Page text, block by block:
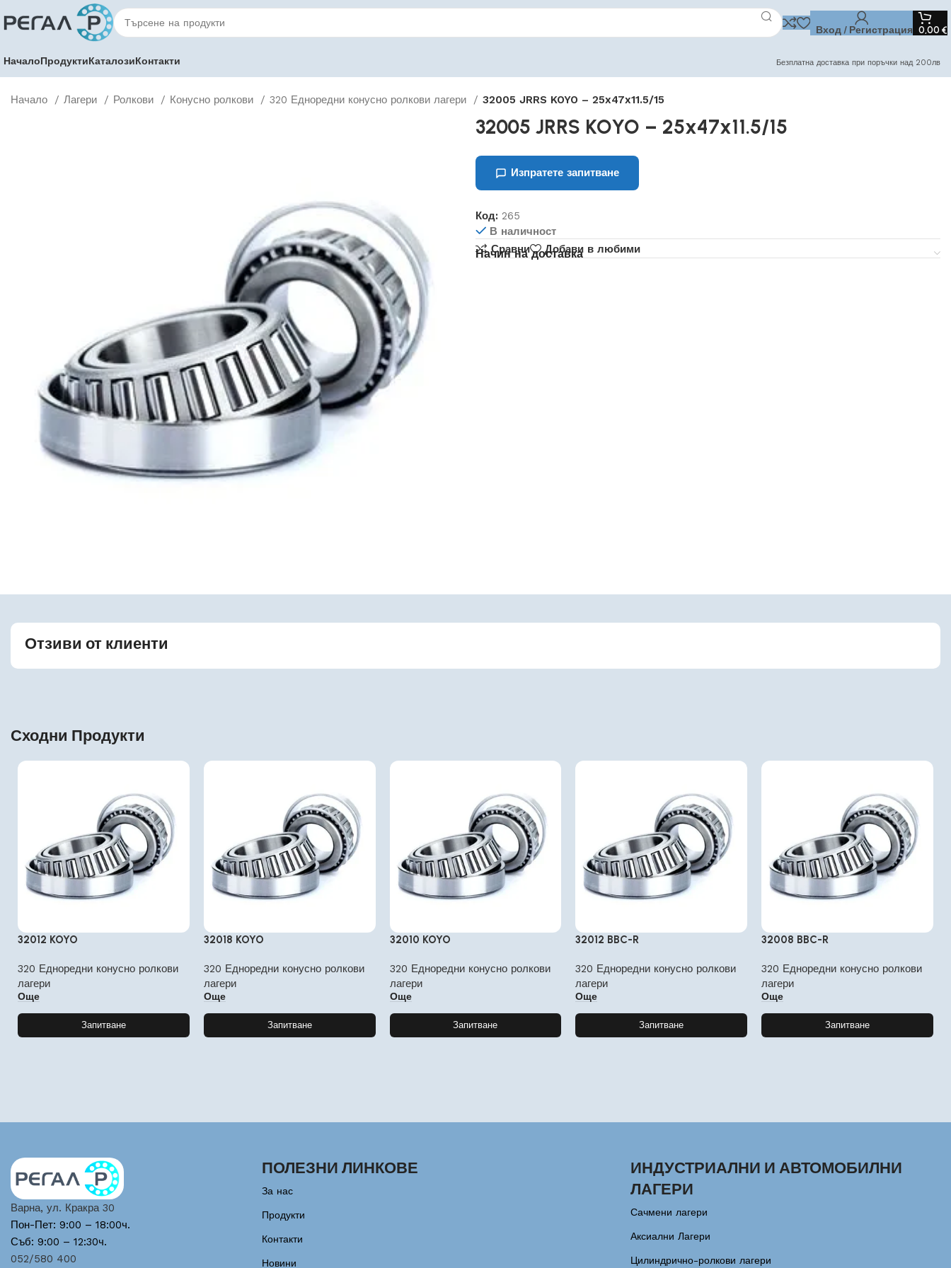
Вход / Регистрация 0,00 €
НачалоПродуктиКаталозиКонтакти Безплатна доставка при поръчки над 200лв
Начало Лагери Ролкови Конусно ролкови 320 Едноредни конусно ролкови лагери 32005 JRRS KOYO – 25x47x11.5/15
32005 JRRS KOYO – 25x47x11.5/15
Изпратете запитване
Код: 265
В наличност
Сравни
Добави в любими
Начин на доставка
Отзиви от клиенти
Сходни Продукти
32012 KOYO
320 Едноредни конусно ролкови
лагери
Още
Запитване
32018 KOYO
320 Едноредни конусно ролкови
лагери
Още
Запитване
32010 KOYO
320 Едноредни конусно ролкови
лагери
Още
Запитване
32012 BBC-R
320 Едноредни конусно ролкови
лагери
Още
Запитване
32008 BBC-R
320 Едноредни конусно ролкови
лагери
Още
Запитване
Варна, ул. Кракра 30
Пон-Пет: 9:00 – 18:00ч.
Съб: 9:00 – 12:30ч.
052/580 400
ПОЛЕЗНИ ЛИНКОВЕ
За нас
Продукти
Контакти
Новини
ИНДУСТРИАЛНИ И АВТОМОБИЛНИ
ЛАГЕРИ
Сачмени лагери
Аксиални Лагери
Цилиндрично-ролкови лагери